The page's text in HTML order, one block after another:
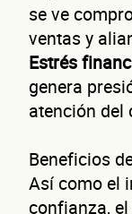
se ve
ventas y
Estrés
genera
atención del
Beneficios
Así como el
confianza,
Solicita
Esta es